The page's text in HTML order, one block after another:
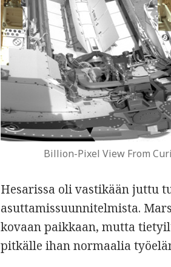
Billion-Pixel View From
Hesarissa oli vastikään juttu
asuttamissuunnitelmista.
kovaan paikkaan, mutta
pitkälle ihan normaalia